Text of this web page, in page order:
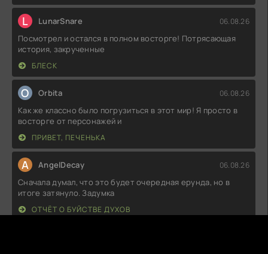
L LunarSnare 06.08.26
Посмотрел и остался в полном восторге! Потрясающая
история, закрученные
БЛЕСК
O Orbita 06.08.26
Как же классно было погрузиться в этот мир! Я просто в
восторге от персонажей и
ПРИВЕТ, ПЕЧЕНЬКА
A AngelDecay 06.08.26
Сначала думал, что это будет очередная ерунда, но в
итоге затянуло. Задумка
ОТЧЁТ О БУЙСТВЕ ДУХОВ